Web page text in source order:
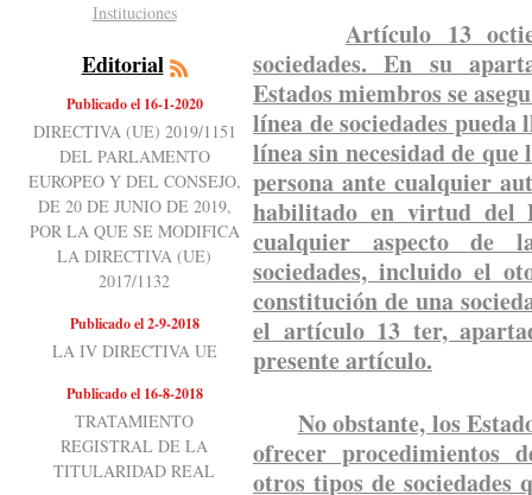
Instituciones
Editorial
Publicado el 16-1-2020
DIRECTIVA (UE) 2019/1151
DEL PARLAMENTO
EUROPEO Y DEL CONSEJO,
DE 20 DE JUNIO DE 2019,
POR LA QUE SE MODIFICA
LA DIRECTIVA (UE)
2017/1132
Publicado el 2-9-2018
LA IV DIRECTIVA UE
Publicado el 16-8-2018
TRATAMIENTO
REGISTRAL DE LA
TITULARIDAD REAL
Artículo 13
sociedades. En su
Estados miembros se
línea de sociedades
línea sin necesidad de
persona ante cualquier
habilitado en virtud del
cualquier aspecto de
sociedades, incluido el
constitución de una
el artículo 13 ter,
presente artículo.
No obstante, los
ofrecer procedimientos
otros tipos de sociedades